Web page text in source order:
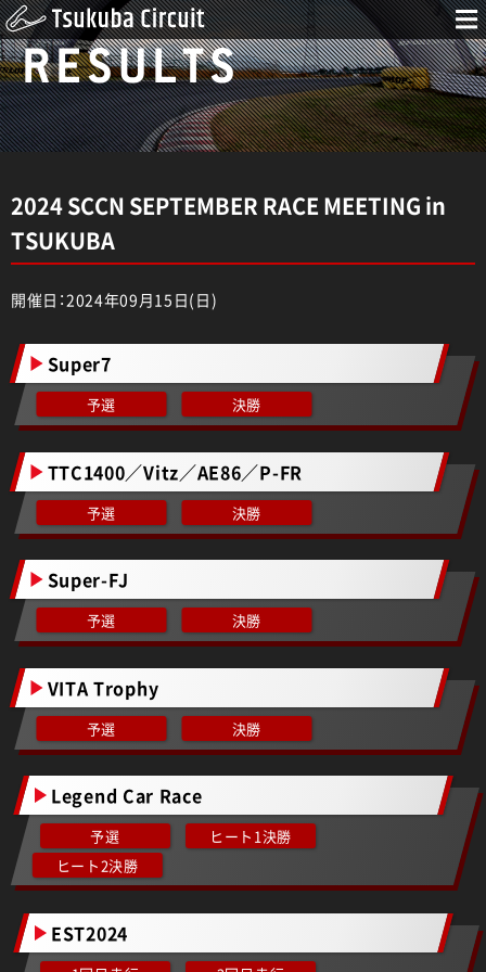
RESULTS
2024 SCCN SEPTEMBER RACE MEETING in
TSUKUBA
開催日：2024年09月15日(日)
Super7
予選 決勝
TTC1400／Vitz／AE86／P-FR
予選 決勝
Super-FJ
予選 決勝
VITA Trophy
予選 決勝
Legend Car Race
予選
ヒート1決勝
ヒート2決勝
EST2024